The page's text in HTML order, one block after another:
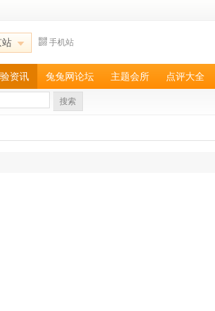
站 手机站
资讯 兔兔网论坛 主题会所 点评大全
搜索